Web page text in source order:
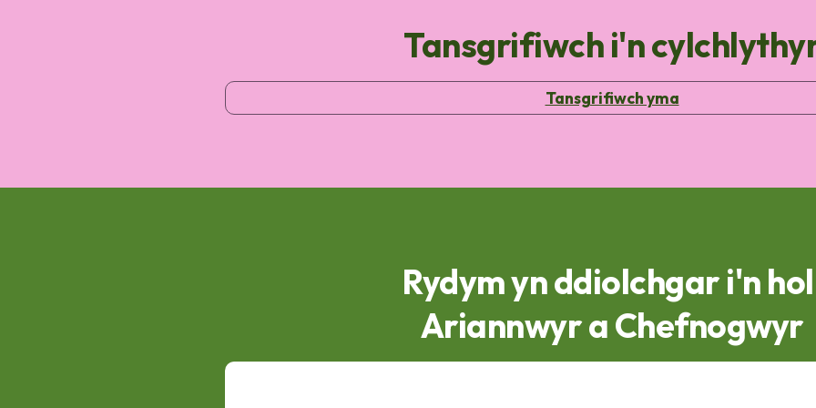
Tansgrifiwch i'n
Tansgrifiwch yma
Rydym yn ddiolchgar i'n
Ariannwyr a Chefnogwyr